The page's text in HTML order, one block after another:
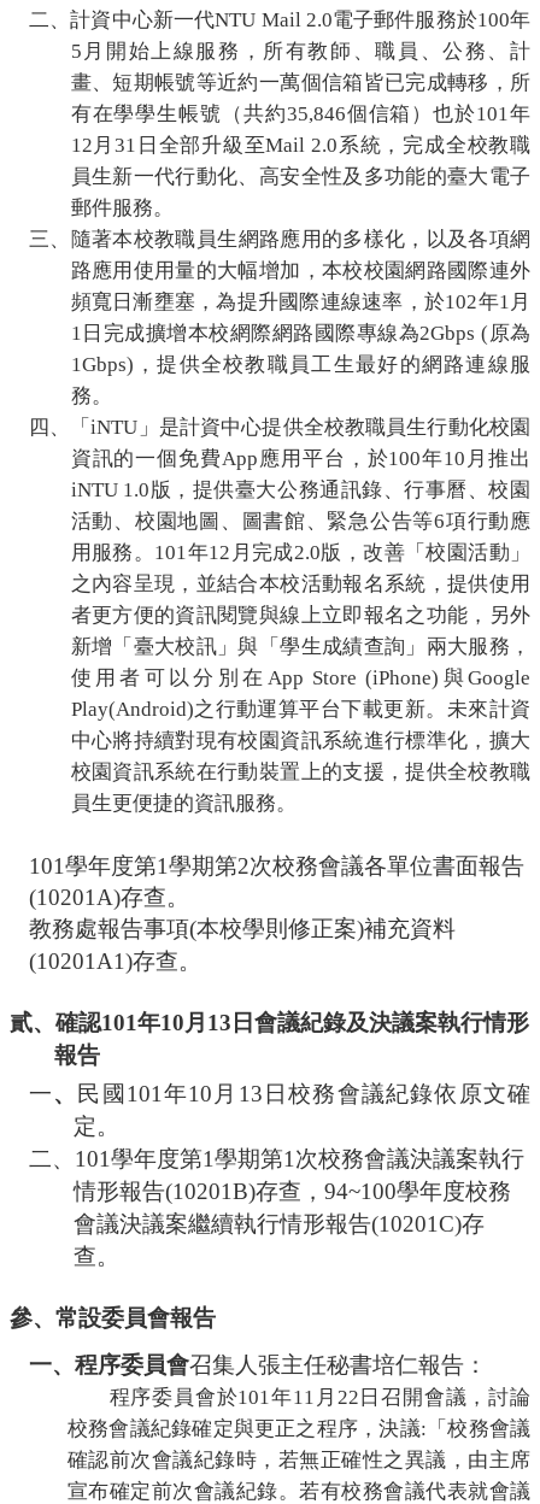
二、計資中心新一代NTU Mail 2.0電子郵件服務於100年
5 月開始上線服務，所有教師、職員、公務、計
畫、短期帳號等近約一萬個信箱皆已完成轉移，所
有在學學生帳號（共約35,846個信箱）也於101年
12 月31 日全部升級至Mail 2.0系統，完成全校教職
員生新一代行動化、高安全性及多功能的臺大電子
郵件服務。
三、
隨著本校教職員生網路應用的多樣化，以及各項網
路應用使用量的大幅增加，本校校園網路國際連外
頻寬日漸壅塞，為提升國際連線速率，於102年1 月
1 日完成擴增本校網際網路國際專線為2Gbps ( 原為
1Gbps) ，提供全校教職員工生最好的網路連線服
務。
四、
「iNTU 」 是計資中心提供全校教職員生行動化校園
資訊的一個免費App 應用平台，於100年10 月推出
iNTU1.0版，提供臺大公務通訊錄、行事曆、校園
活動、校園地圖、圖書館、緊急公告等6項行動應
用服務。 101年12 月完成2.0版，改善「校園活動」
之內容呈現，並結合本校活動報名系統，提供使用
者更方便的資訊閱覽與線上立即報名之功能，另外
新增「 臺大校訊 」與「學生成績查詢」兩大服務，
使用者可以分別在 App Store (iPhone) 與Google
Play(Android)之行動運算平台下載更新。 未來計資
中心將持續對現有校園資訊系統進行標準化，擴大
校園資訊系統在行動裝置上的支援，提供全校教職
員生更便捷的資訊服務。
101學年度第1學期第2次校務會議各單位書面報告
(10201A)存查。
教務處報告事項(本校學則修正案)補充資料
(10201A1)存查。
貳、確認101年10月 13 日會議紀錄及決議案執行情形
報告
一、 民國 101 年10 月 13 日校務會議紀錄依原文確
定。
二、 101學年度第1學期第1 次校務會議決議案執行
情形報告(10201B)存查，94~100學年度校務
會議決議案繼續執行情形報告(10201C)存
查。
參、常設委員會報告
一、程序委員會召集人張主任秘書培仁報告：
程序委員會於101年11 月 22 日召開會議，討論
校務會議紀錄確定與更正之程序，決議: 「校務會議
確認前次會議紀錄時，若無正確性之異議，由主席
宣布確定前次會議紀錄。若有校務會議代表就會議